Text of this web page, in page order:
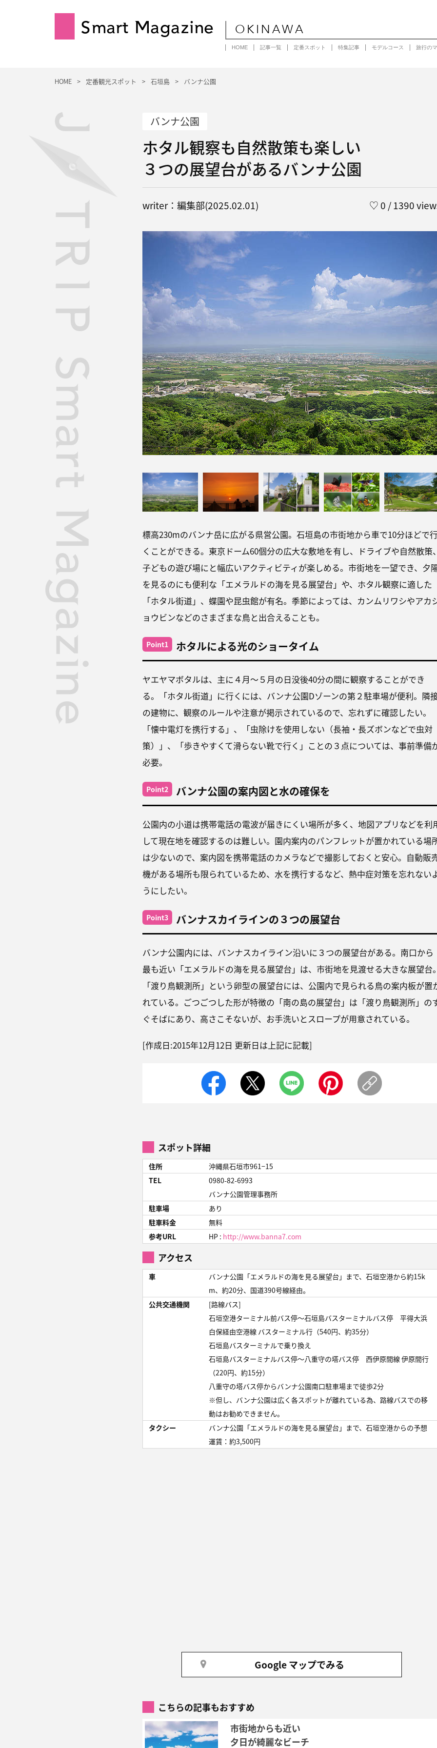
Smart Magazine OKINAWA
HOME 記事一覧 定番スポット 特集記事 モデルコース 旅行の
HOME 定番観光スポット 石垣島 バンナ公園
バンナ公園
ホタル観察も自然散策も楽しい
３つの展望台があるバンナ公園
writer：編集部(2025.02.01) ♡ 0 / 1390
標高230mのバンナ岳に広がる県営公園。石垣島の市街地から車で10分ほどで
くことができる。東京ドーム60個分の広大な敷地を有し、ドライブや自然散策、
子どもの遊び場にと幅広いアクティビティが楽しめる。市街地を一望でき、夕
を見るのにも便利な「エメラルドの海を見る展望台」や、ホタル観察に適した
「ホタル街道」、蝶園や昆虫館が有名。季節によっては、カンムリワシやアカ
ョウビンなどのさまざまな鳥と出合えることも。
Point1 ホタルによる光のショータイム
ヤエヤマボタルは、主に４月〜５月の日没後40分の間に観察することができ
る。「ホタル街道」に行くには、バンナ公園Dゾーンの第２駐車場が便利。隣
の建物に、観察のルールや注意が掲示されているので、忘れずに確認したい。
「懐中電灯を携行する」、「虫除けを使用しない（長袖・長ズボンなどで虫対
策）」、「歩きやすくて滑らない靴で行く」ことの３点については、事前準備
必要。
Point2 バンナ公園の案内図と水の確保を
公園内の小道は携帯電話の電波が届きにくい場所が多く、地図アプリなどを利
して現在地を確認するのは難しい。園内案内のパンフレットが置かれている場
は少ないので、案内図を携帯電話のカメラなどで撮影しておくと安心。自動販
機がある場所も限られているため、水を携行するなど、熱中症対策を忘れない
うにしたい。
Point3 バンナスカイラインの３つの展望台
バンナ公園内には、バンナスカイライン沿いに３つの展望台がある。南口から
最も近い「エメラルドの海を見る展望台」は、市街地を見渡せる大きな展望台。
「渡り鳥観測所」という卵型の展望台には、公園内で見られる鳥の案内板が置
れている。ごつごつした形が特徴の「南の島の展望台」は「渡り鳥観測所」の
ぐそばにあり、高さこそないが、お手洗いとスロープが用意されている。
[作成日:2015年12月12日 更新日は上記に記載]
スポット詳細
住所
沖縄県石垣市961−15
TEL
0980-82-6993
バンナ公園管理事務所
駐車場
あり
駐車料金
無料
参考URL
HP : http://www.banna7.com
アクセス
車
バンナ公園「エメラルドの海を見る展望台」まで、石垣空港から約15k
m、約20分、国道390号線経由。
公共交通機関
[路線バス]
石垣空港ターミナル前バス停～石垣島バスターミナルバス停 平得大浜
白保経由空港線 バスターミナル行（540円、約35分）
石垣島バスターミナルで乗り換え
石垣島バスターミナルバス停～八重守の塔バス停 西伊原間線 伊原間行
（220円、約15分）
八重守の塔バス停からバンナ公園南口駐車場まで徒歩2分
※但し、バンナ公園は広く各スポットが離れている為、路線バスでの移
動はお勧めできません。
タクシー
バンナ公園「エメラルドの海を見る展望台」まで、石垣空港からの予想
運賃：約3,500円
Google マップでみる
こちらの記事もおすすめ
市街地からも近い
夕日が綺麗なビーチ